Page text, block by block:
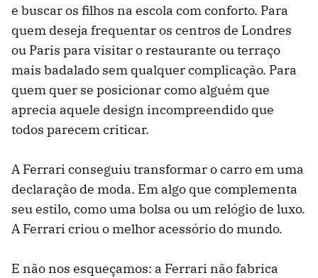
e buscar os filhos na escola com conforto. Para
quem deseja frequentar os centros de Londres
ou Paris para visitar o restaurante ou terraço
mais badalado sem qualquer complicação. Para
quem quer se posicionar como alguém que
aprecia aquele design incompreendido que
todos parecem criticar.
A Ferrari conseguiu transformar o carro em uma
declaração de moda. Em algo que complementa
seu estilo, como uma bolsa ou um relógio de luxo.
A Ferrari criou o melhor acessório do mundo.
E não nos esqueçamos: a Ferrari não fabrica